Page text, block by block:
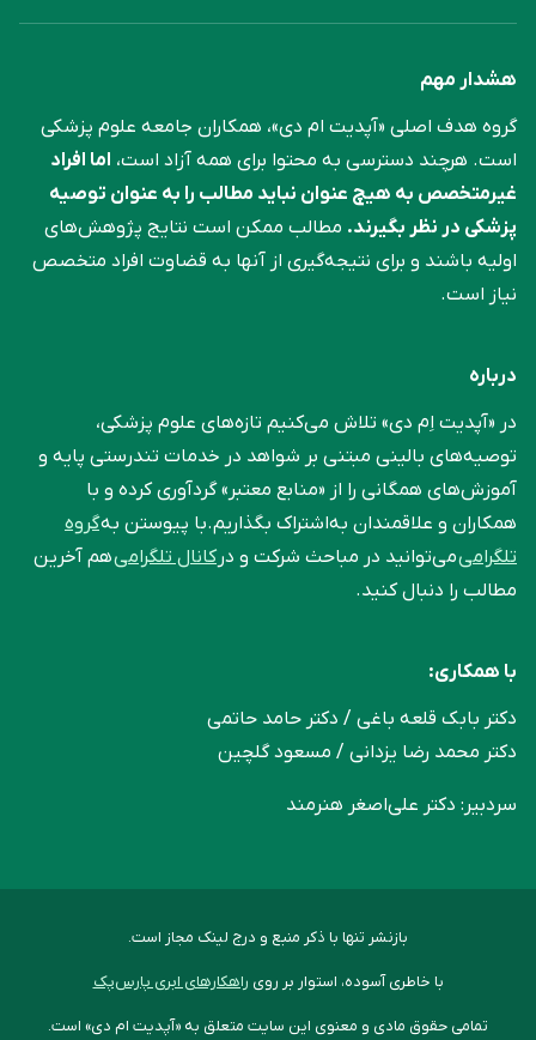
هشدار مهم
گروه هدف اصلی «آپدیت ام دی»، همکاران جامعه علوم ‌پزشکی
است. هرچند دسترسی به محتوا برای همه آزاد است، اما افراد
غیرمتخصص به هیچ عنوان نباید مطالب را به عنوان توصیه
پزشکی در نظر بگیرند. مطالب ممکن است نتایج پژوهش‌های
اولیه باشند و برای نتیجه‌گیری از آنها به قضاوت افراد متخصص
نیاز است.
درباره
در «آپدیت اِم دی» تلاش می‌کنیم تازه‌های علوم پزشکی،
توصیه‌های بالینی مبتنی بر شواهد در خدمات تندرستی پایه و
آموزش‌های همگانی را از «منابع معتبر» گردآوری کرده و با
همکاران و علاقمندان به‌اشتراک بگذاریم.با پیوستن بهگروه
تلگرامیمی‌توانید در مباحث شرکت و درکانال تلگرامیهم آخرین
مطالب را دنبال کنید.
با همکاری:
دکتر بابک قلعه‌ باغی / دکتر حامد حاتمی
دکتر محمد رضا یزدانی / مسعود گلچین
سردبیر: دکتر علی‌اصغر هنرمند
بازنشر تنها با ذکر منبع و درج لینک مجاز است.
با خاطری آسوده، استوار بر روی راهکارهای ابری پارس‌پک
تمامی حقوق مادی و معنوی این سایت متعلق به «آپدیت ام دی» است.